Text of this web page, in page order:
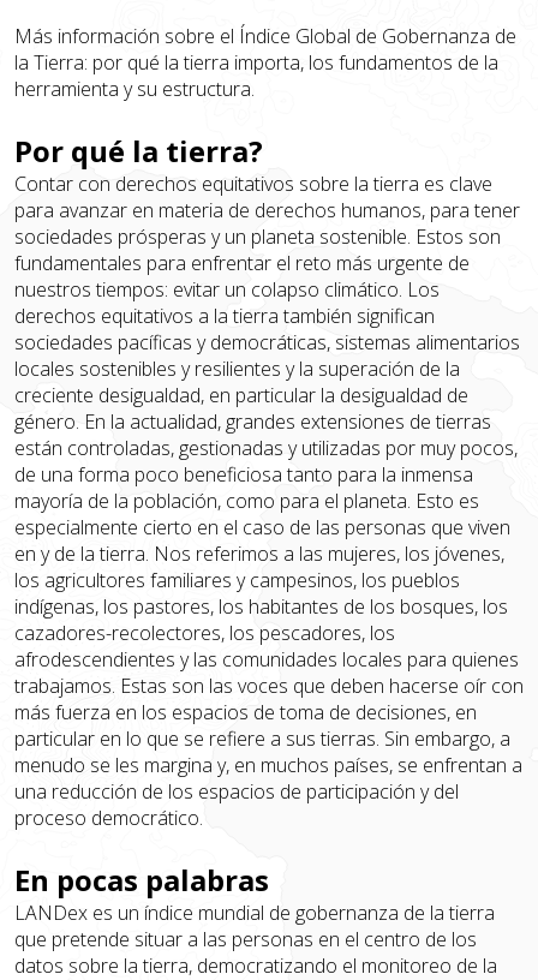
Más información sobre el Índice Global de Gobernanza de
la Tierra: por qué la tierra importa, los fundamentos de la
herramienta y su estructura.
Por qué la tierra?
Contar con derechos equitativos sobre la tierra es clave
para avanzar en materia de derechos humanos, para tener
sociedades prósperas y un planeta sostenible. Estos son
fundamentales para enfrentar el reto más urgente de
nuestros tiempos: evitar un colapso climático. Los
derechos equitativos a la tierra también significan
sociedades pacíficas y democráticas, sistemas alimentarios
locales sostenibles y resilientes y la superación de la
creciente desigualdad, en particular la desigualdad de
género. En la actualidad, grandes extensiones de tierras
están controladas, gestionadas y utilizadas por muy pocos,
de una forma poco beneficiosa tanto para la inmensa
mayoría de la población, como para el planeta. Esto es
especialmente cierto en el caso de las personas que viven
en y de la tierra. Nos referimos a las mujeres, los jóvenes,
los agricultores familiares y campesinos, los pueblos
indígenas, los pastores, los habitantes de los bosques, los
cazadores-recolectores, los pescadores, los
afrodescendientes y las comunidades locales para quienes
trabajamos. Estas son las voces que deben hacerse oír con
más fuerza en los espacios de toma de decisiones, en
particular en lo que se refiere a sus tierras. Sin embargo, a
menudo se les margina y, en muchos países, se enfrentan a
una reducción de los espacios de participación y del
proceso democrático.
En pocas palabras
LANDex es un índice mundial de gobernanza de la tierra
que pretende situar a las personas en el centro de los
datos sobre la tierra, democratizando el monitoreo de la